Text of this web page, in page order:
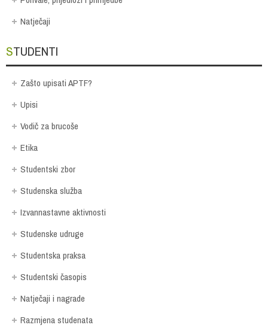
Natječaji
STUDENTI
Zašto upisati APTF?
Upisi
Vodič za brucoše
Etika
Studentski zbor
Studenska služba
Izvannastavne aktivnosti
Studenske udruge
Studentska praksa
Studentski časopis
Natječaji i nagrade
Razmjena studenata